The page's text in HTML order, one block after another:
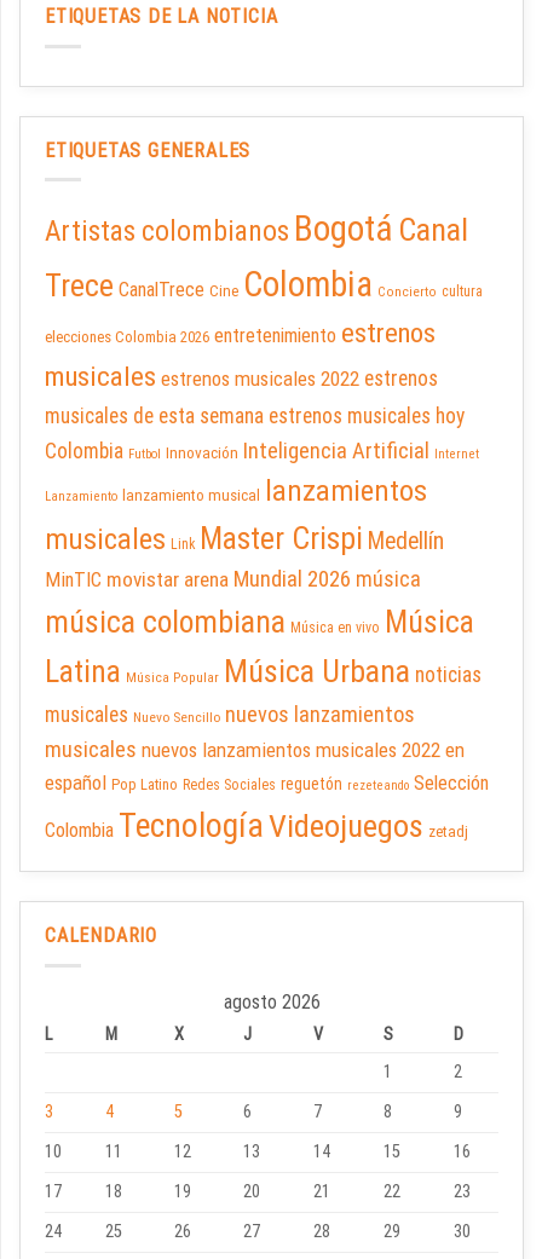
ETIQUETAS DE LA NOTICIA
ETIQUETAS GENERALES
Artistas colombianos Bogotá Canal
Trece CanalTrece Cine Colombia Concierto cultura
elecciones Colombia 2026 entretenimiento estrenos
musicales estrenos musicales 2022 estrenos
musicales de esta semana estrenos musicales hoy
Colombia Futbol Innovación Inteligencia Artificial Internet
Lanzamiento lanzamiento musical
lanzamientos
musicales Link Master Crispi Medellín
MinTIC movistar arena Mundial 2026 música
música colombiana Música en vivo Música
Latina Música Popular Música Urbana noticias
musicales Nuevo Sencillo nuevos lanzamientos
musicales nuevos lanzamientos musicales 2022 en
español Pop Latino Redes Sociales reguetón rezeteando Selección
Colombia TecnologíaVideojuegos zetadj
CALENDARIO
agosto 2026
L M X J V S
D
1
2
3
4 5 6 7 8
9
10
11 12 13 14 15
16
17
18 19 20 21 22
23
24
25 26 27 28 29
30